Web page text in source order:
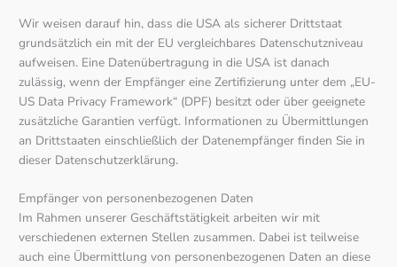
Wir weisen darauf hin, dass die USA als sicherer Drittstaat
grundsätzlich ein mit der EU vergleichbares Datenschutzniveau
aufweisen. Eine Datenübertragung in die USA ist danach
zulässig, wenn der Empfänger eine Zertifizierung unter dem „EU-
US Data Privacy Framework“ (DPF) besitzt oder über geeignete
zusätzliche Garantien verfügt. Informationen zu Übermittlungen
an Drittstaaten einschließlich der Datenempfänger finden Sie in
dieser Datenschutzerklärung.
Empfänger von personenbezogenen Daten
Im Rahmen unserer Geschäftstätigkeit arbeiten wir mit
verschiedenen externen Stellen zusammen. Dabei ist teilweise
auch eine Übermittlung von personenbezogenen Daten an diese